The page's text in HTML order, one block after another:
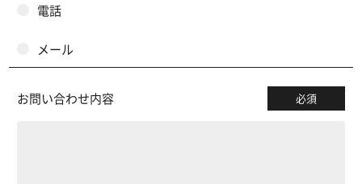
電話
メール
お問い合わせ内容 必須